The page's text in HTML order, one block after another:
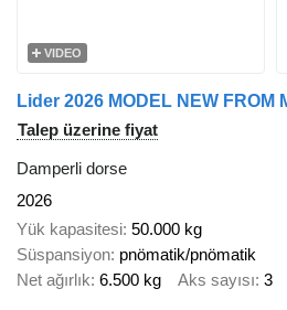
VIDEO
Talep üzerine fiyat
Damperli dorse
2026
Yük kapasitesi 50.000 kg
Süspansiyon pnömatik/pnömatik
Net ağırlık 6.500 kg Aks sayısı 3